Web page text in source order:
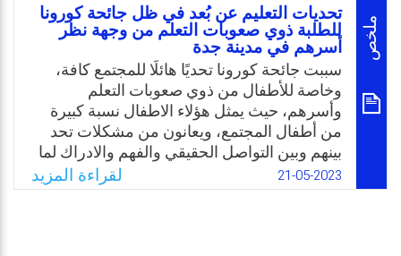
ملخص
تحديات التعليم عن بُعد في ظل جائحة كورونا
للطلبة ذوي صعوبات التعلم من وجهة نظر
أسرهم في مدينة جدة
سببت جائحة كورونا تحديًا هائلًا للمجتمع كافة،
وخاصة للأطفال من ذوي صعوبات التعلم
وأسرهم، حيث يمثل هؤلاء الاطفال نسبة كبيرة
من أطفال المجتمع، ويعانون من مشكلات تحد
بينهم وبين التواصل الحقيقي والفهم والادراك لما
حولهم. وعليه، تنبثق أهمية هذه الدراسة نظريًا
نتيجة إلى قلة البحوث التي تم اجرائها حول
21-05-2023 لقراءة المزيد